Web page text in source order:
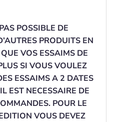
POSSIBLE DE
PRODUITS EN
VOS ESSAIMS DE
SI VOUS VOULEZ
ESSAIMS A 2 DATES
EST NECESSAIRE DE
POUR LE
VOUS DEVEZ